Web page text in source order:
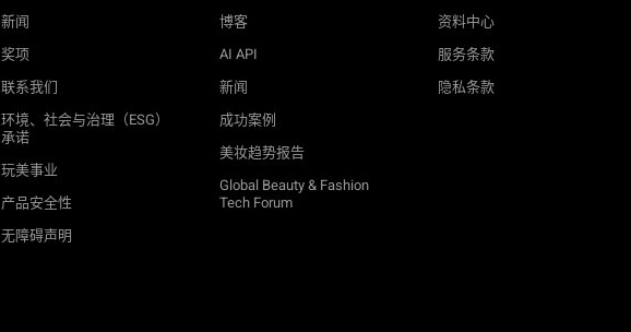
新闻
奖项
联系我们
环境、社会与治理（ESG）
承诺
玩美事业
产品安全性
无障碍声明
博客
AI API
新闻
成功案例
美妆趋势报告
Global Beauty & Fashion
Tech Forum
资料中心
服务条款
隐私条款